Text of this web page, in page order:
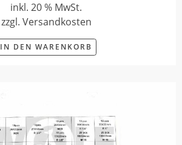
inkl. 20 % MwSt.
zzgl. Versandkosten
IN DEN WARENKORB